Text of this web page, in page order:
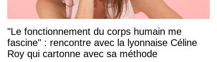
"Le fonctionnement du corps humain me
fascine" : rencontre avec la lyonnaise Céline
Roy qui cartonne avec sa méthode